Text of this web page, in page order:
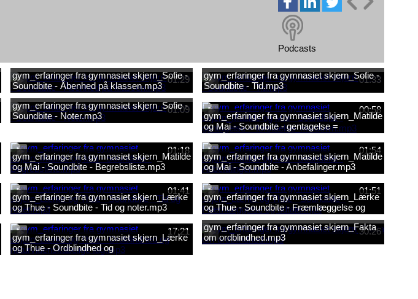
Podcasts
01:29
gym_erfaringer fra gymnasiet skjern_Sofie -
Soundbite - Åbenhed på klassen.mp3
01:33
gym_erfaringer fra gymnasiet skjern_Sofie -
Soundbite - Tid.mp3
01:09
gym_erfaringer fra gymnasiet skjern_Sofie -
Soundbite - Noter.mp3
00:58
gym_erfaringer fra gymnasiet skjern_Matilde
og Mai - Soundbite - gentagelse =
forståelse_mixdown.mp3
01:18
gym_erfaringer fra gymnasiet skjern_Matilde
og Mai - Soundbite - Begrebsliste.mp3
01:54
gym_erfaringer fra gymnasiet skjern_Matilde
og Mai - Soundbite - Anbefalinger.mp3
01:41
gym_erfaringer fra gymnasiet skjern_Lærke
og Thue - Soundbite - Tid og noter.mp3
01:51
gym_erfaringer fra gymnasiet skjern_Lærke
og Thue - Soundbite - Fræmlæggelse og
udtale.mp3
17:21
gym_erfaringer fra gymnasiet skjern_Lærke
og Thue - Ordblindhed og
naturvidenskabelige fag.mp3
30:26
gym_erfaringer fra gymnasiet skjern_Fakta
om ordblindhed.mp3